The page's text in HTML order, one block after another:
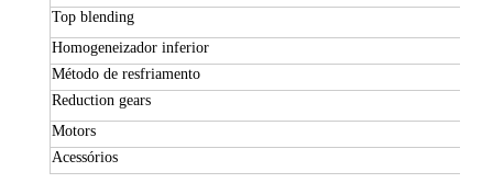
Top blending
Homogeneizador inferior
Método de resfriamento
Reduction gears
Motors
Acessórios